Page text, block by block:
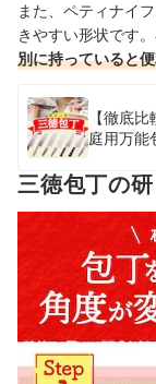
また、ペティナイ
きやすい形状です
別に持っていると
【徹底
庭用万能
三徳包丁の